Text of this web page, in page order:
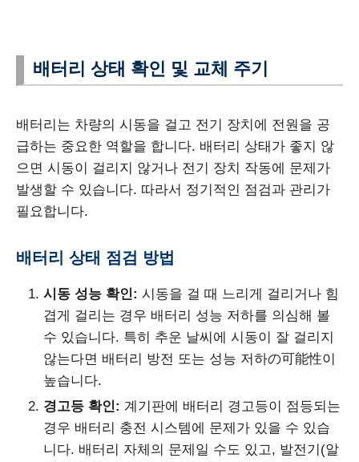
배터리 상태 확인 및 교체 주기
배터리는 차량의 시동을 걸고 전기 장치에 전원을 공
급하는 중요한 역할을 합니다. 배터리 상태가 좋지 않
으면 시동이 걸리지 않거나 전기 장치 작동에 문제가
발생할 수 있습니다. 따라서 정기적인 점검과 관리가
필요합니다.
배터리 상태 점검 방법
시동 성능 확인: 시동을 걸 때 느리게 걸리거나 힘
겹게 걸리는 경우 배터리 성능 저하를 의심해 볼
수 있습니다. 특히 추운 날씨에 시동이 잘 걸리지
않는다면 배터리 방전 또는 성능 저하の可能性이
높습니다.
경고등 확인: 계기판에 배터리 경고등이 점등되는
경우 배터리 충전 시스템에 문제가 있을 수 있습
니다. 배터리 자체의 문제일 수도 있고, 발전기(알